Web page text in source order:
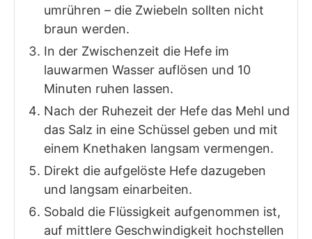
umrühren – die Zwiebeln sollten nicht
braun werden.
In der Zwischenzeit die Hefe im
lauwarmen Wasser auflösen und 10
Minuten ruhen lassen.
Nach der Ruhezeit der Hefe das Mehl und
das Salz in eine Schüssel geben und mit
einem Knethaken langsam vermengen.
Direkt die aufgelöste Hefe dazugeben
und langsam einarbeiten.
Sobald die Flüssigkeit aufgenommen ist,
auf mittlere Geschwindigkeit hochstellen